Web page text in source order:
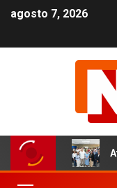
agosto 7, 2026
Atallah